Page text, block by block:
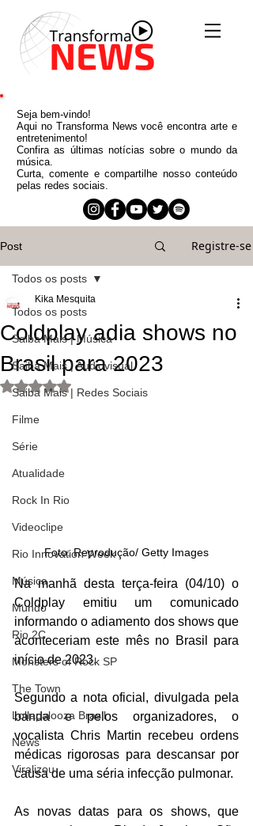
Seja bem-vindo!
Aqui no Transforma News você encontra arte e
entretenimento!
Confira as últimas notícias sobre o mundo da
música.
Curta, comente e compartilhe nosso conteúdo
pelas redes sociais.
Post Registre-se
Todos os posts
Saiba Mais | Música
Saiba Mais | Audiovisual
Saiba Mais | Redes Sociais
Filme
Série
Atualidade
Rock In Rio
Videoclipe
Rio Innovation Week
Música
Mundo
Rio 2C
Monsters of Rock SP
The Town
Lollapalooza Brasil
News
Viralizou
Todos os posts
Coldplay adia shows no
Brasil para 2023
Kika Mesquita
Avaliado com NaN de 5 estrelas.
Foto: Reprodução/ Getty Images
Na manhã desta terça-feira (04/10) o
Coldplay emitiu um comunicado
informando o adiamento dos shows que
aconteceriam este mês no Brasil para
início de 2023.
Segundo a nota oficial, divulgada pela
banda e pelos organizadores, o
vocalista Chris Martin recebeu ordens
médicas rigorosas para descansar por
causa de uma séria infecção pulmonar.
As novas datas para os shows, que